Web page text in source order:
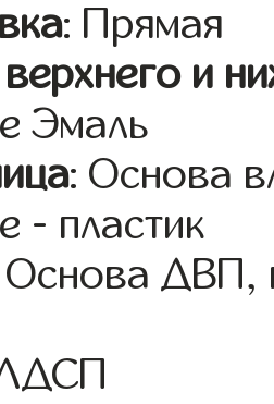
: Прямая
и
Эмаль
: Основа
- пластик
Основа ДВП,